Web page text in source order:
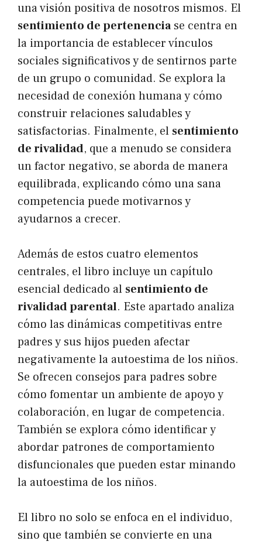
una visión positiva de nosotros mismos. El
sentimiento de pertenenciase centra en
la importancia de establecer vínculos
sociales significativos y de sentirnos parte
de un grupo o comunidad. Se explora la
necesidad de conexión humana y cómo
construir relaciones saludables y
satisfactorias. Finalmente, el sentimiento
de rivalidad, que a menudo se considera
un factor negativo, se aborda de manera
equilibrada, explicando cómo una sana
competencia puede motivarnos y
ayudarnos a crecer.
Además de estos cuatro elementos
centrales, el libro incluye un capítulo
esencial dedicado al sentimiento de
rivalidad parental. Este apartado analiza
cómo las dinámicas competitivas entre
padres y sus hijos pueden afectar
negativamente la autoestima de los niños.
Se ofrecen consejos para padres sobre
cómo fomentar un ambiente de apoyo y
colaboración, en lugar de competencia.
También se explora cómo identificar y
abordar patrones de comportamiento
disfuncionales que pueden estar minando
la autoestima de los niños.
El libro no solo se enfoca en el individuo,
sino que también se convierte en una